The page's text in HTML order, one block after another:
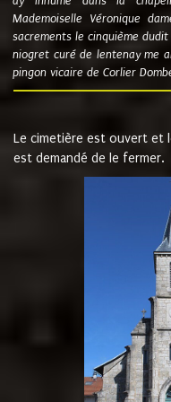
Mademoiselle Véronique
sacrements le cinquième
niogret curé de lentenay me
pingon vicaire de Corlier
Le cimetière est ouvert et
est demandé de le fermer.